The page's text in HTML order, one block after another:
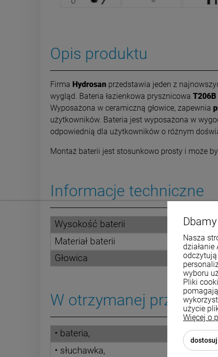
Opis produktu
Firma Hydrosan przedstawia jeden z
wygląd. Bateria łazienkowa prysznicowa T206B
Wyposażona w ceramiczną głowice, zapewnia
użytkowników. Bateria jest wyposażona w
odpowiednią dla użytkowników o różnym
Montaż baterii jest stosunkowo prosty i może
Informacje techniczne
Wysokość baterii
Materiał baterii
Głowica
W otrzymanej
• bateria,
• słuchawka,
Nasza
wyboru
Pliki
użycie
Więcej o